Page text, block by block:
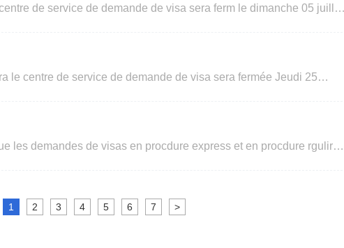
de service de demande de visa sera ferm le dimanche 05 juillet
le centre de service de demande de visa sera fermée Jeudi 25
les demandes de visas en procdure express et en procdure rgulire
1 2 3 4 5 6 7 >